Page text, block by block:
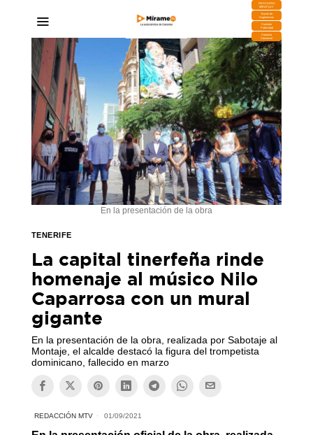
DESCARGA
MIRAPLAY
Buzón de
Sugerencias
Contratar
Publicidad
Contacto
Comercial
En la presentación de la obra
TENERIFE
La capital tinerfeña rinde
homenaje al músico Nilo
Caparrosa con un mural
gigante
En la presentación de la obra, realizada por Sabotaje al
Montaje, el alcalde destacó la figura del trompetista
dominicano, fallecido en marzo
REDACCIÓN MTV 01/09/2021